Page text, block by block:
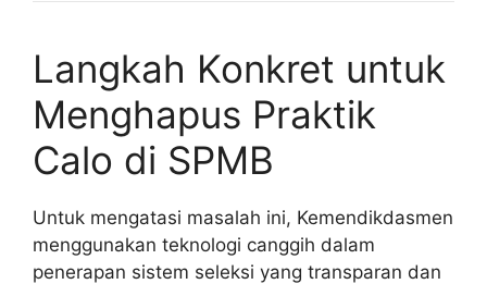
Langkah Konkret untuk
Menghapus Praktik
Calo di SPMB
Untuk mengatasi masalah ini, Kemendikdasmen
menggunakan teknologi canggih dalam
penerapan sistem seleksi yang transparan dan